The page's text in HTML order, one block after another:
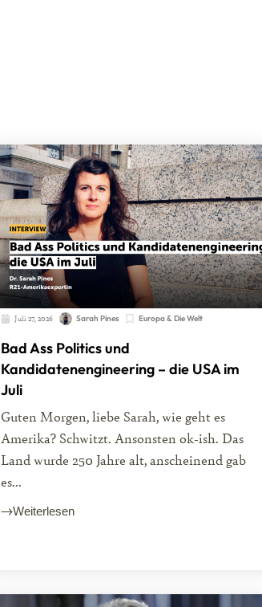
Juli 27, 2026 Sarah Pines Europa & Die Welt
Bad Ass Politics und
Kandidatenengineering – die USA im
Juli
Guten Morgen, liebe Sarah, wie geht es
Amerika? Schwitzt. Ansonsten ok-ish. Das
Land wurde 250 Jahre alt, anscheinend gab
es...
Weiterlesen